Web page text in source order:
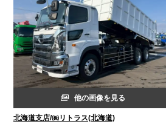
他の画像を見る
北海道支店/㈱リトラス(北海道)